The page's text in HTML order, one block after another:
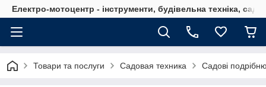
Електро-мотоцентр - інструменти, будівельна техніка,
Товари та послуги Садовая техника Садові